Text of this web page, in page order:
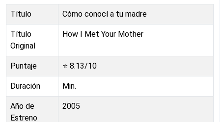
Título Cómo conocí a tu madre
Título
Original
How I Met Your Mother
Puntaje ⭐ 8.13/10
Duración Min.
Año de
Estreno
2005